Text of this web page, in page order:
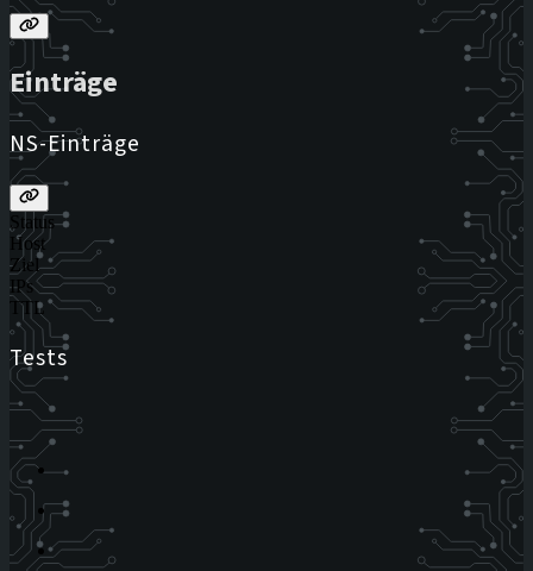
Einträge
NS-Einträge
Status
Host
Ziel
IPs
TTL
Tests